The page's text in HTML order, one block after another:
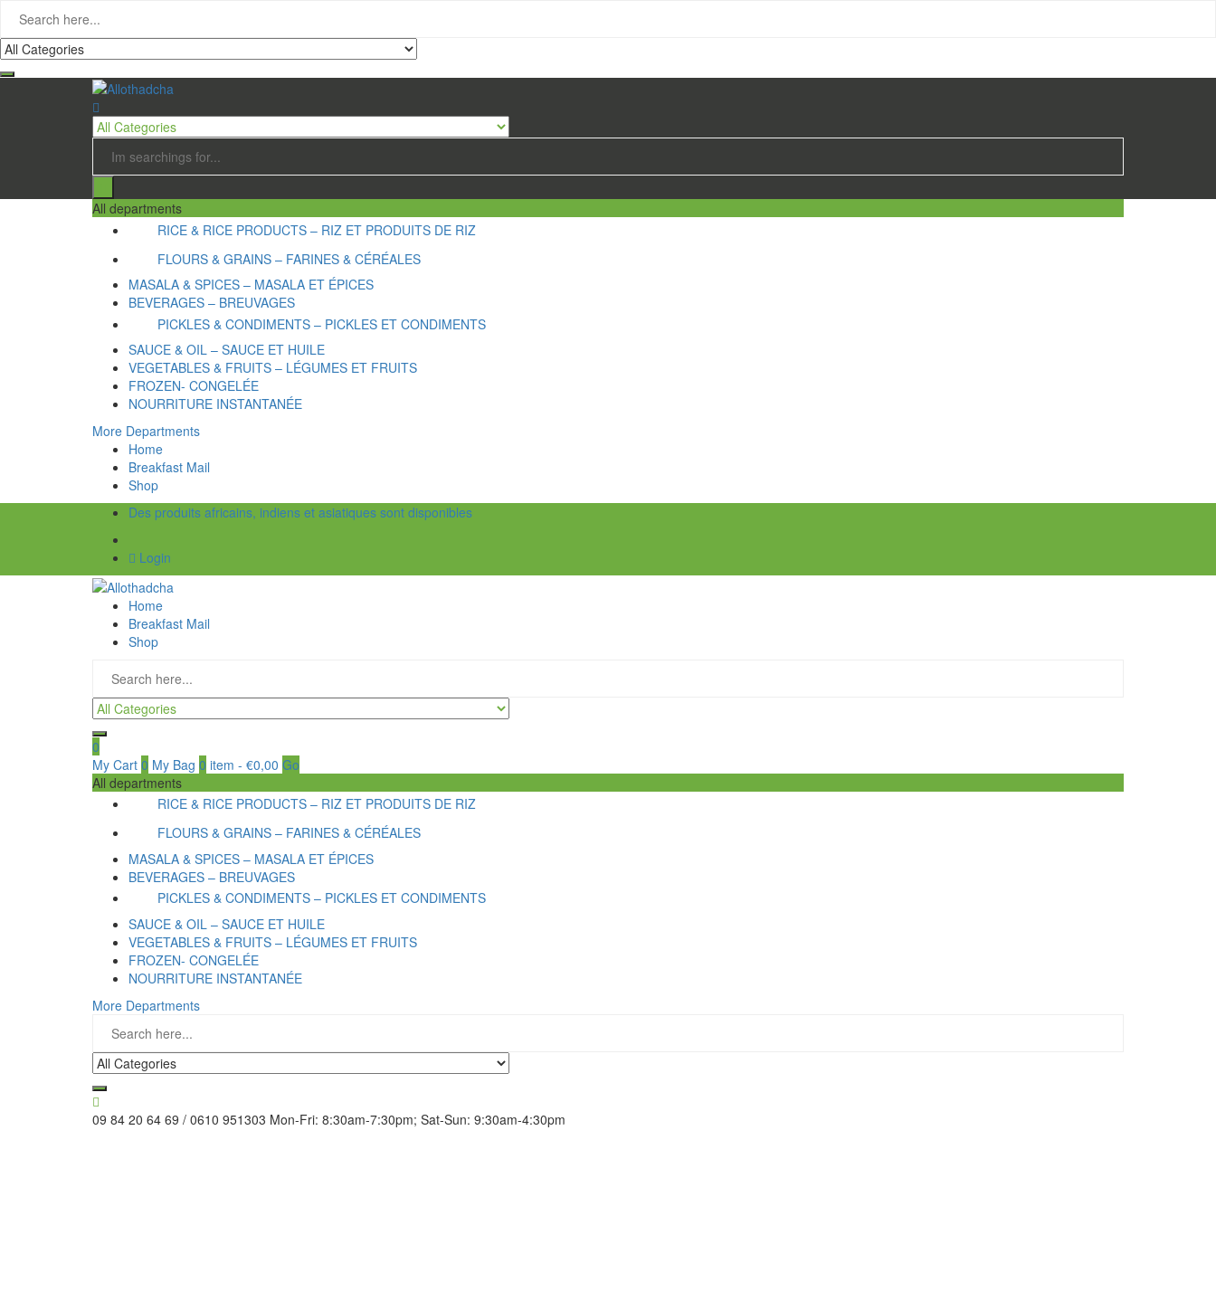
All departments
RICE & RICE PRODUCTS – RIZ ET PRODUITS DE RIZ
FLOURS & GRAINS – FARINES & CÉRÉALES
MASALA & SPICES – MASALA ET ÉPICES
BEVERAGES – BREUVAGES
PICKLES & CONDIMENTS – PICKLES ET CONDIMENTS
SAUCE & OIL – SAUCE ET HUILE
VEGETABLES & FRUITS – LÉGUMES ET FRUITS
FROZEN- CONGELÉE
NOURRITURE INSTANTANÉE
More Departments
Home
Breakfast Mail
Shop
Des produits africains, indiens et asiatiques sont disponibles
Login
Home
Breakfast Mail
Shop
0
My Cart 0 My Bag 0 item - €0,00 Go
All departments
RICE & RICE PRODUCTS – RIZ ET PRODUITS DE RIZ
FLOURS & GRAINS – FARINES & CÉRÉALES
MASALA & SPICES – MASALA ET ÉPICES
BEVERAGES – BREUVAGES
PICKLES & CONDIMENTS – PICKLES ET CONDIMENTS
SAUCE & OIL – SAUCE ET HUILE
VEGETABLES & FRUITS – LÉGUMES ET FRUITS
FROZEN- CONGELÉE
NOURRITURE INSTANTANÉE
More Departments
09 84 20 64 69 / 0610 951303 Mon-Fri: 8:30am-7:30pm; Sat-Sun: 9:30am-4:30pm